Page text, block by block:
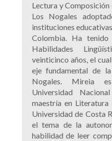
Lectura y Composición
Los Nogales
instituciones
Colombia. Ha
Habilidades
veinticinco años, el
eje fundamental de
Nogales. Mireia
Universidad
maestría en Literatura
Universidad de Costa
el tema de la
habilidad de leer